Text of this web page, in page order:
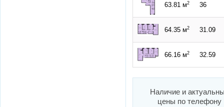
63.81 м2 36
64.35 м2 31.09
66.16 м2 32.59
Наличие и
цены по телефону